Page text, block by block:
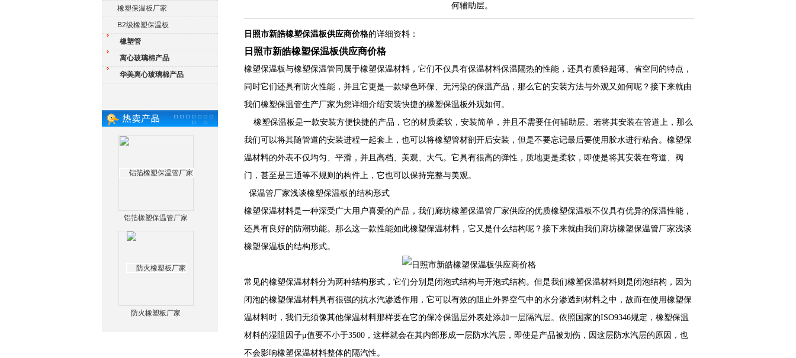
橡塑保温板厂家
B2级橡塑保温板
橡塑管
离心玻璃棉产品
华美离心玻璃棉产品
铝箔橡塑保温管厂家
防火橡塑板厂家
何辅助层。
日照市新皓橡塑保温板供应商价格的详细资料：
日照市新皓橡塑保温板供应商价格
橡塑保温板与橡塑保温管同属于橡塑保温材料，它们不仅具有保温材料保温隔热的性能，还具有质轻超薄、省空间的特点，
同时它们还具有防火性能，并且它更是一款绿色环保、无污染的保温产品，那么它的安装方法与外观又如何呢？接下来就由
我们橡塑保温管生产厂家为您详细介绍安装快捷的橡塑保温板外观如何。
橡塑保温板是一款安装方便快捷的产品，它的材质柔软，安装简单，并且不需要任何辅助层。若将其安装在管道上，那么
我们可以将其随管道的安装进程一起套上，也可以将橡塑管材剖开后安装，但是不要忘记最后要使用胶水进行粘合。橡塑保
温材料的外表不仅均匀、平滑，并且高档、美观、大气。它具有很高的弹性，质地更是柔软，即使是将其安装在弯道、阀
门，甚至是三通等不规则的构件上，它也可以保持完整与美观。
保温管厂家浅谈橡塑保温板的结构形式
橡塑保温材料是一种深受广大用户喜爱的产品，我们廊坊橡塑保温管厂家供应的优质橡塑保温板不仅具有优异的保温性能，
还具有良好的防潮功能。那么这一款性能如此橡塑保温材料，它又是什么结构呢？接下来就由我们廊坊橡塑保温管厂家浅谈
橡塑保温板的结构形式。
常见的橡塑保温材料分为两种结构形式，它们分别是闭泡式结构与开泡式结构。但是我们橡塑保温材料则是闭泡结构，因为
闭泡的橡塑保温材料具有很强的抗水汽渗透作用，它可以有效的阻止外界空气中的水分渗透到材料之中，故而在使用橡塑保
温材料时，我们无须像其他保温材料那样要在它的保冷保温层外表处添加一层隔汽层。依照国家的ISO9346规定，橡塑保温
材料的湿阻因子μ值要不小于3500，这样就会在其内部形成一层防水汽层，即使是产品被划伤，因这层防水汽层的原因，也
不会影响橡塑保温材料整体的隔汽性。